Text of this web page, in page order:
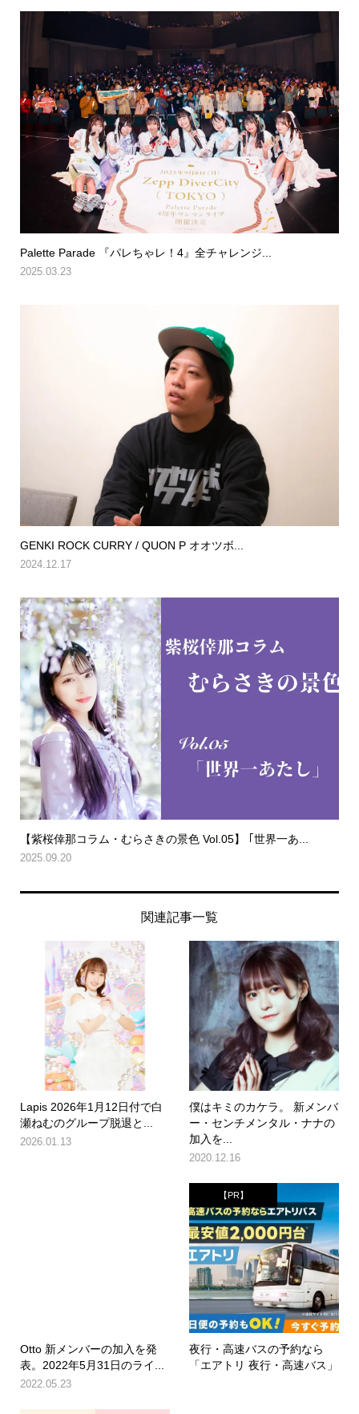
Palette Parade 『パレちゃレ！4』全チャレンジ...
2025.03.23
GENKI ROCK CURRY / QUON P オオツボ...
2024.12.17
【紫桜倖那コラム・むらさきの景色 Vol.05】 ｢世界一あ...
2025.09.20
関連記事一覧
Lapis 2026年1月12日付で白
瀬ねむのグループ脱退と...
2026.01.13
僕はキミのカケラ。 新メンバ
ー・センチメンタル・ナナの
加入を...
2020.12.16
Otto 新メンバーの加入を発
表。2022年5月31日のライ...
2022.05.23
【PR】
夜行・高速バスの予約なら
「エアトリ 夜行・高速バス」